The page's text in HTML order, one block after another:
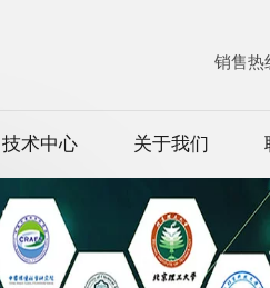
销售热
技术中心 关于我们